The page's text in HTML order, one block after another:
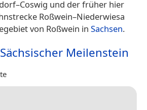
und der früher hier
Roßwein–Niederwiesa
von Roßwein in Sachsen.
Meilenstein